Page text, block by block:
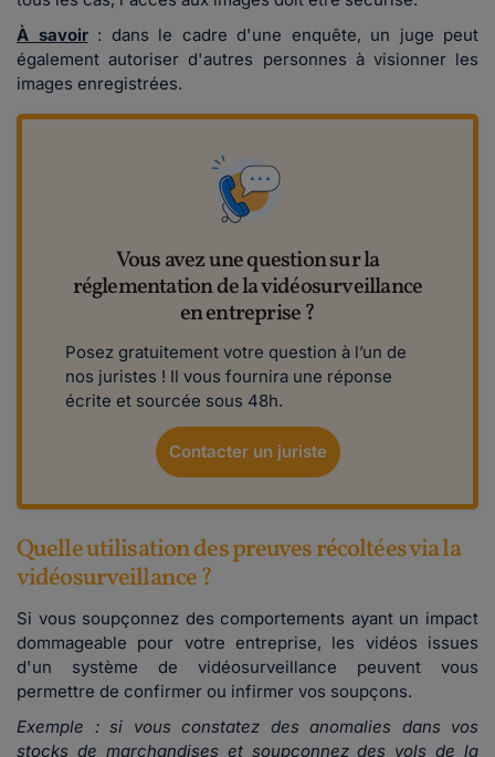
À savoir: dans le cadre d'une enquête, un juge peut
également autoriser d'autres personnes à visionner les
images enregistrées.
Vous avez une question sur la
réglementation de la vidéosurveillance
en entreprise ?
Posez gratuitement votre question à l’un de
nos juristes ! Il vous fournira une réponse
écrite et sourcée sous 48h.
Contacter un juriste
Quelle utilisation des preuves récoltées via la
vidéosurveillance ?
Si vous soupçonnez des comportements ayant un impact
dommageable pour votre entreprise, les vidéos issues
d'un système de vidéosurveillance peuvent vous
permettre de confirmer ou infirmer vos soupçons.
Exemple : si vous constatez des anomalies dans vos
stocks de marchandises et soupçonnez des vols de la